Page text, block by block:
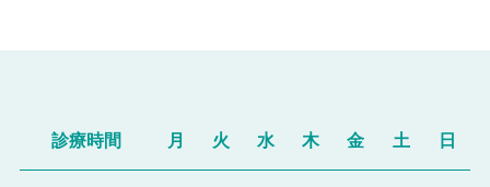
診療時間 月 火 水 木 金 土 日